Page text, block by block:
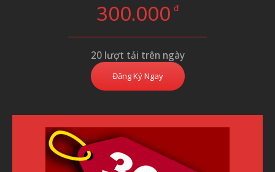
300.000 đ
20 lượt tải trên ngày
Đăng Ký Ngay